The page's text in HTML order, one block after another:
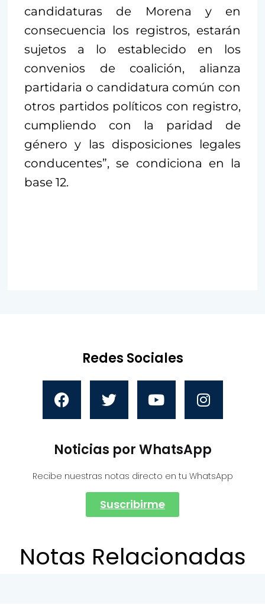
candidaturas de Morena y en
consecuencia los registros, estarán
sujetos a lo establecido en los
convenios de coalición, alianza
partidaria o candidatura común con
otros partidos políticos con registro,
cumpliendo con la paridad de
género y las disposiciones legales
conducentes”, se condiciona en la
base 12.
Redes Sociales
Noticias por WhatsApp
Recibe nuestras notas directo en tu WhatsApp
Suscribirme
Notas Relacionadas